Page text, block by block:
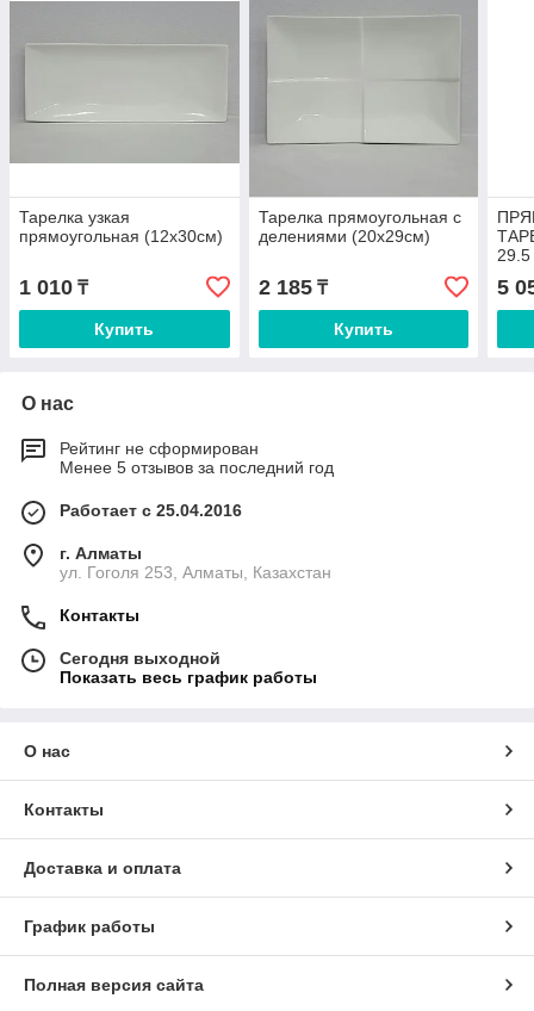
Тарелка узкая
прямоугольная (12х30см)
1 010 ₸
Купить
Тарелка прямоугольная с
делениями (20х29см)
2 185₸
Купить
29.5
5
О нас
Рейтинг не сформирован
Менее 5 отзывов за последний год
Работает с 25.04.2016
г. Алматы
ул. Гоголя 253, Алматы, Казахстан
Контакты
Сегодня выходной
Показать весь график работы
О нас
Контакты
Доставка и оплата
График работы
Полная версия сайта